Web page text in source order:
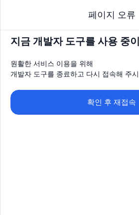
페이지 오류
지금 개발자 도구를 사용 중
원활한 서비스 이용을 위해
개발자 도구를 종료하고 다시 접속해 주
확인 후 재접속